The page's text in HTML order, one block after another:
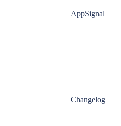
AppSignal
Changelog